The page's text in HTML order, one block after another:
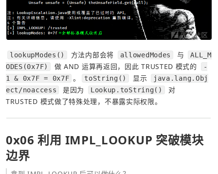
lookupModes() 方法内部会将 allowedModes 与
ALL_M
ODES(0x7F)
做 AND 运算再返回，因此 TRUSTED 模式的
-
1 & 0x7F = 0x7F 。 toString() 显示
java.lang.Obj
ect/noaccess
是因为 Lookup.toString()
对
TRUSTED 模式做了特殊处理，不暴露实际权限。
0x06 利用 IMPL_LOOKUP 突破模块
边界